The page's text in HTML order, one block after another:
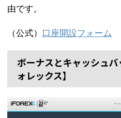
由です。
（公式） 口座開設フォーム
ボーナスとキャッシュ
ォレックス】